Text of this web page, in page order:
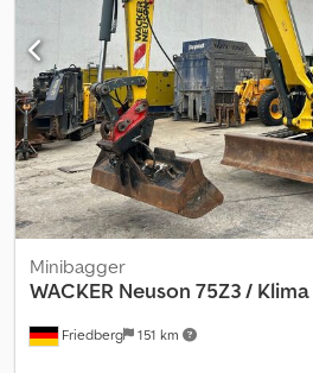
und Garantie, Irrtümer und
Friedberg 151 km
Minibagger
WACKER Neuson 75Z3 / Klima